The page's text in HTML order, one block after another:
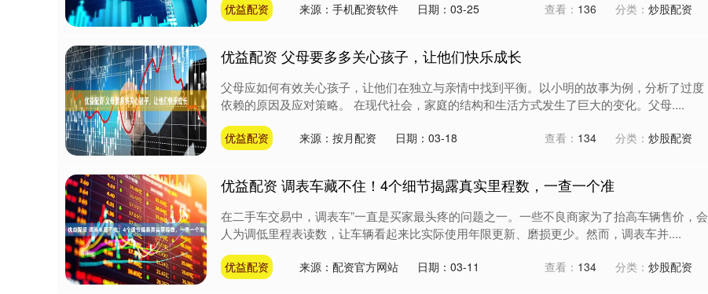
优益配资 来源：手机配资软件 日期：03-25 查看： 136 分类： 炒股配资
优益配资 父母要多多关心孩子，让他们快乐成长
父母应如何有效关心孩子，让他们在独立与亲情中找到平衡。以小明的故事为例，分析了过度
依赖的原因及应对策略。 在现代社会，家庭的结构和生活方式发生了巨大的变化。父母....
优益配资 来源：按月配资 日期：03-18 查看： 134 分类： 炒股配资
优益配资 调表车藏不住！4个细节揭露真实里程数，一查一个准
在二手车交易中，调表车”一直是买家最头疼的问题之一。一些不良商家为了抬高车辆售价，会
人为调低里程表读数，让车辆看起来比实际使用年限更新、磨损更少。然而，调表车并....
优益配资 来源：配资官方网站 日期：03-11 查看： 134 分类： 炒股配资